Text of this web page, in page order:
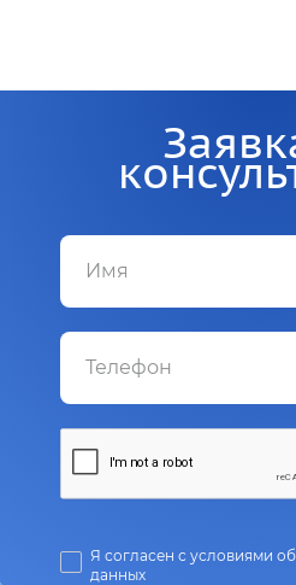
Я согласен с условиями
данных